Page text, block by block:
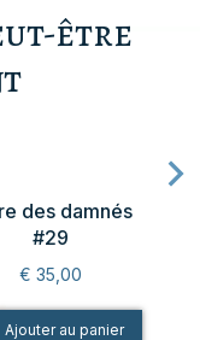
être
des damnés
#29
€ 35,00
Ajouter au panier